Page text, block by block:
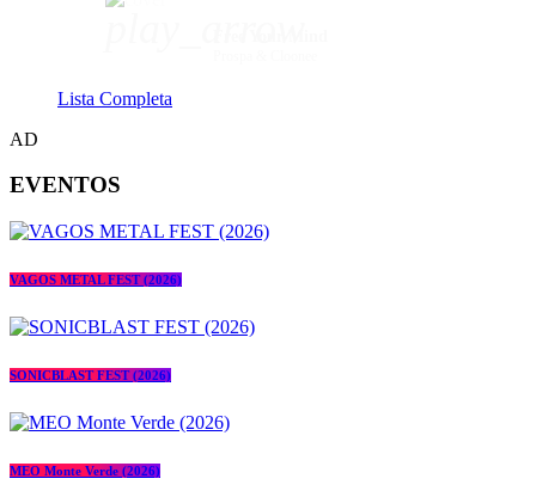
Lista Completa
AD
EVENTOS
VAGOS METAL FEST (2026)
SONICBLAST FEST (2026)
MEO Monte Verde (2026)